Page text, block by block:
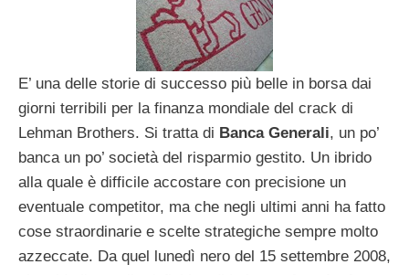
E’ una delle storie di successo più belle in borsa dai
giorni terribili per la finanza mondiale del crack di
Lehman Brothers. Si tratta di Banca Generali, un po’
banca un po’ società del risparmio gestito. Un ibrido
alla quale è difficile accostare con precisione un
eventuale competitor, ma che negli ultimi anni ha fatto
cose straordinarie e scelte strategiche sempre molto
azzeccate. Da quel lunedì nero del 15 settembre 2008,